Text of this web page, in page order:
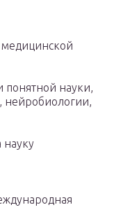
медицинской
понятной науки,
нейробиологии,